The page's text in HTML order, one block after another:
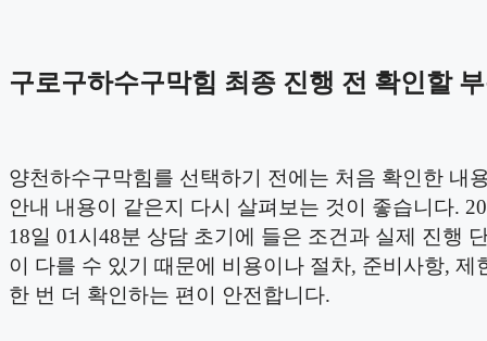
구로구하수구막힘 최종 진행 전 확인할
양천하수구막힘를 선택하기 전에는 처음 확인한 내
안내 내용이 같은지 다시 살펴보는 것이 좋습니다.
18일 01시48분 상담 초기에 들은 조건과 실제 진행
이 다를 수 있기 때문에 비용이나 절차, 준비사항, 제
한 번 더 확인하는 편이 안전합니다.